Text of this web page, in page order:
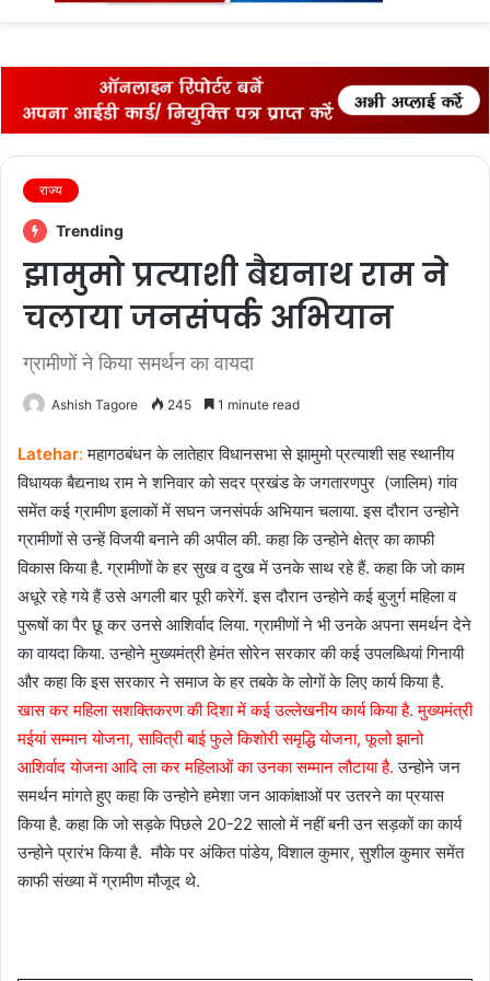
राज्‍य
Trending
झामुमो प्रत्‍याशी बैद्यनाथ राम ने
चलाया जनसंपर्क अभियान
ग्रामीणों ने किया समर्थन का वायदा
Ashish Tagore 245 1 minute read
Latehar: महागठबंधन के लातेहार विधानसभा से झामुमो प्रत्‍याशी सह स्‍थानीय
विधायक बैद्यनाथ राम ने शनिवार को सदर प्रखंड के जगतारणपुर (ज‍ालिम) गांव
समेंत कई ग्रामीण इलाकों में सघन जनसंपर्क अ‍भियान चलाया. इस दौरान उन्‍होने
ग्रामीणों से उन्‍हें विजयी बनाने की अपील की. कहा कि उन्‍होने क्षेत्र का काफी
विकास किया है. ग्रामीणों के हर सुख व दुख में उनके साथ रहे हैं. कहा कि जो काम
अधूरे रहे गये हैं उसे अगली बार पूरी करेगें. इस दौरान उन्‍होने कई बुजुर्ग महिला व
पुरूषों का पैर छू कर उनसे आशिर्वाद लिया. ग्रामीणों ने भी उनके अपना समर्थन देने
का वायदा किया. उन्‍होने मुख्‍यमंत्री हेमंत सोरेन सरकार की कई उपलब्धियां गिनायी
और कहा कि इस सरकार ने समाज के हर तबके के लोगों के लिए कार्य किया है.
खास कर महिला सशक्तिकरण की दिशा में कई उल्‍लेखनीय कार्य किया है. मुख्‍यमंत्री
मईयां सम्‍मान योजना, सावित्री बाई फुले किशोरी समृद्धि योजना, फूलो झानो
आशिर्वाद योजना आदि ला कर महिलाओं का उनका सम्‍मान लौटाया है. उन्‍होने जन
समर्थन मांगते हुए कहा कि उन्‍होने हमेशा जन आकांक्षाओं पर उतरने का प्रयास
किया है. कहा कि जो सड़के पिछले 20-22 सालो में नहीं बनी उन सड़कों का कार्य
उन्‍होने प्रारंभ किया है. मौके पर अंकित पांडेय, विशाल कुमार, सुशील कुमार समेंत
काफी संख्‍या में ग्रामीण मौजूद थे.